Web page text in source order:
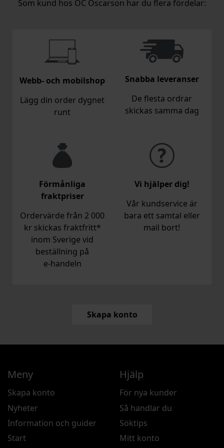
Som kund hos OC Oscarson har du flera fördelar:
Webb- och mobilshop
Lägg din order dygnet
runt
Snabba leveranser
De flesta ordrar
skickas samma dag
Förmånliga
fraktpriser
Ordervärde från 2 000
kr skickas fraktfritt*
inom Sverige vid
beställning på
e‑handeln
Vi hjälper dig!
Vår kundservice är
bara ett samtal eller
mail bort!
Skapa konto
Meny
Skapa konto
Nyheter
Information och guider
Start
Hjälp
För nya kunder
Så handlar du
Söktips
Mitt konto